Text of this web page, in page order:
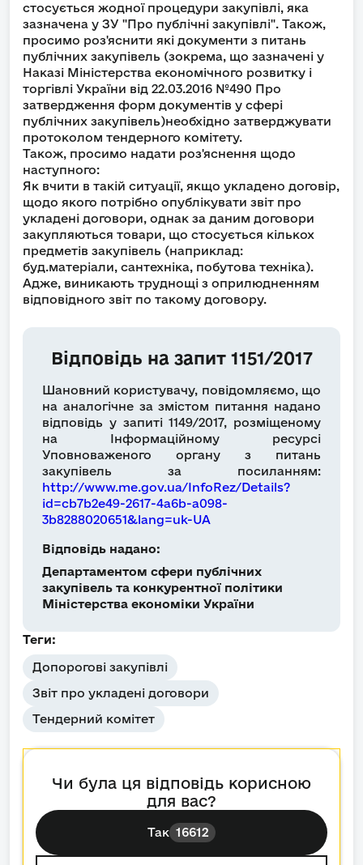
стосується жодної процедури закупівлі, яка
зазначена у ЗУ "Про публічні закупівлі". Також,
просимо роз'яснити які документи з питань
публічних закупівель (зокрема, що зазначені у
Наказі Міністерства економічного розвитку і
торгівлі України від 22.03.2016 №490 Про
затвердження форм документів у сфері
публічних закупівель)необхідно затверджувати
протоколом тендерного комітету.
Також, просимо надати роз'яснення щодо
наступного:
Як вчити в такій ситуації, якщо укладено договір,
щодо якого потрібно опублікувати звіт про
укладені договори, однак за даним договори
закупляються товари, що стосується кількох
предметів закупівель (наприклад:
буд.матеріали, сантехніка, побутова техніка).
Адже, виникають труднощі з оприлюдненням
відповідного звіт по такому договору.
Відповідь на запит 1151/2017
Шановний користувачу, повідомляємо, що
на аналогічне за змістом питання надано
відповідь у запиті 1149/2017, розміщеному
на Інформаційному ресурсі
Уповноваженого органу з питань
закупівель за посиланням:
http://www.me.gov.ua/InfoRez/Details?
id=cb7b2e49-2617-4a6b-a098-
3b8288020651&lang=uk-UA
Відповідь надано:
Департаментом сфери публічних
закупівель та конкурентної політики
Міністерства економіки України
Теги:
Допорогові закупівлі
Звіт про укладені договори
Тендерний комітет
Чи була ця відповідь корисною
для вас?
Так 16612